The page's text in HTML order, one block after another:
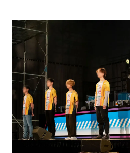
ユニフォーム・プリント
目的から探す
ユニフォームシミュレータ
カタログダウンロード
在庫照会システム/ログイン
公式オンラインストア
お問い合わせ